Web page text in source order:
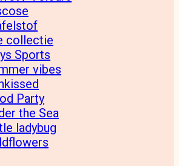
collectie
Sports
vibes
Party
the Sea
ladybug